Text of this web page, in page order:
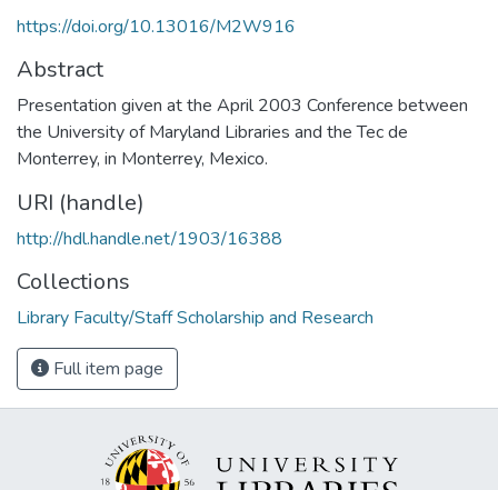
https://doi.org/10.13016/M2W916
Abstract
Presentation given at the April 2003 Conference between
the University of Maryland Libraries and the Tec de
Monterrey, in Monterrey, Mexico.
URI (handle)
http://hdl.handle.net/1903/16388
Collections
Library Faculty/Staff Scholarship and Research
Full item page